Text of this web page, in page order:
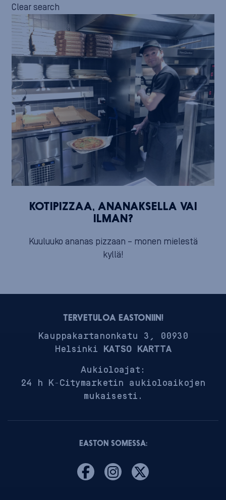
Clear search
KOTIPIZZAA, ANANAKSELLA VAI
ILMAN?
Kuuluuko ananas pizzaan – monen mielestä
kyllä!
TERVETULOA EASTONIIN!
Kauppakartanonkatu 3, 00930
Helsinki KATSO KARTTA
Aukioloajat:
24 h K-Citymarketin aukioloaikojen
mukaisesti.
EASTON SOMESSA: